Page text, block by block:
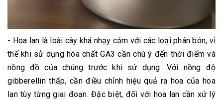
- Hoa lan là loài cây khá nhạy cảm với các loại phân bón, vì
thế khi sử dụng hóa chất GA3 cần chú ý đến thời điểm và
nồng đồ của chúng trước khi sử dụng. Với nồng độ
gibberellin thấp, cần điều chỉnh hiệu quả ra hoa của hoa
lan tùy từng giai đoạn. Đặc biệt, đối với hoa lan cần xử lý